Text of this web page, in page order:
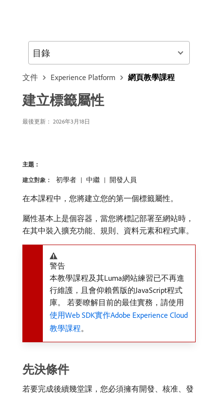
文件 Experience Platform 網頁教學課程
建立標籤屬性
最後更新： 2026年3月18日
主題：
建立對象： 初學者 中繼 開發人員
在本課程中，您將建立您的第一個標籤屬性。
屬性基本上是個容器，當您將標記部署至網站時，
在其中裝入擴充功能、規則、資料元素和程式庫。
警告
本教學課程及其Luma網站練習已不再進
行維護，且會仰賴舊版的JavaScript程式
庫。 若要瞭解目前的最佳實務，請使用
使用Web SDK實作Adobe Experience Cloud
教學課程。
先決條件
若要完成後續幾堂課，您必須擁有開發、核准、發
目錄